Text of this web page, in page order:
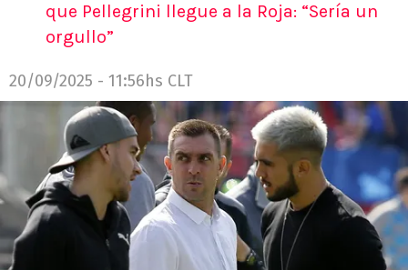
que Pellegrini llegue a la Roja: “Sería un
orgullo”
20/09/2025 - 11:56hs CLT